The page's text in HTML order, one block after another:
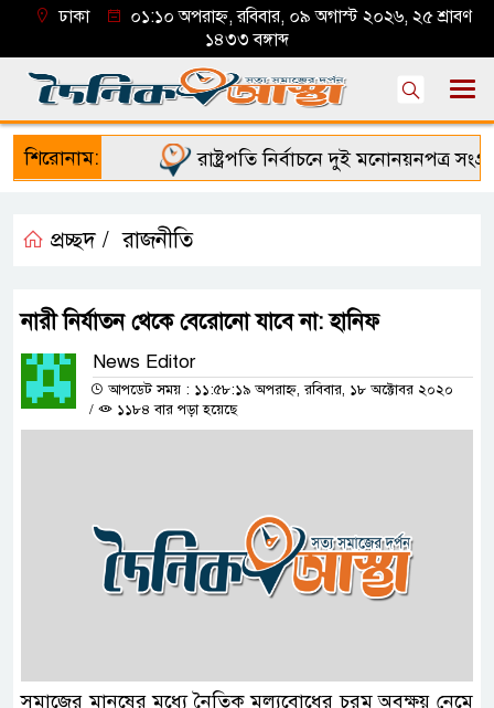
ঢাকা
০১:১০ অপরাহ্ন, রবিবার, ০৯ অগাস্ট ২০২৬, ২৫ শ্রাবণ
১৪৩৩ বঙ্গাব্দ
শিরোনাম: রাষ্ট্রপতি নির্বাচনে দুই মনোনয়নপত্র সংগ্রহ
প্রচ্ছদ / রাজনীতি
নারী নির্যাতন থেকে বেরোনো যাবে না: হানিফ
News Editor
আপডেট সময় : ১১:৫৮:১৯ অপরাহ্ন, রবিবার, ১৮ অক্টোবর ২০২০
/
১১৮৪ বার পড়া হয়েছে
সমাজের মানুষের মধ্যে নৈতিক মূল্যবোধের চরম অবক্ষয় নেমে